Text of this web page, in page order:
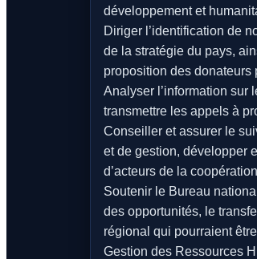
développement et
Diriger l’identification de
de la stratégie du pays,
proposition des donateurs
Analyser l’information sur
transmettre les appels à
Conseiller et assurer le
et de gestion, développer
d’acteurs de la
Soutenir le Bureau
des opportunités, le
régional qui pourraient
Gestion des Ressources